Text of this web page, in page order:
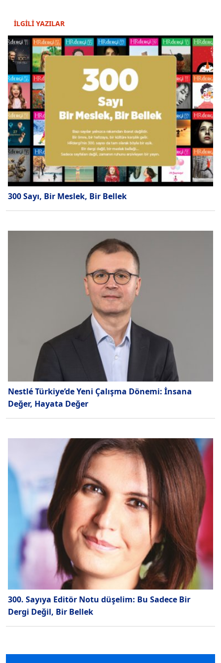
İLGİLİ YAZILAR
300 Sayı, Bir Meslek, Bir Bellek
Nestlé Türkiye’de Yeni Çalışma Dönemi: İnsana
Değer, Hayata Değer
300. Sayıya Editör Notu düşelim: Bu Sadece Bir
Dergi Değil, Bir Bellek